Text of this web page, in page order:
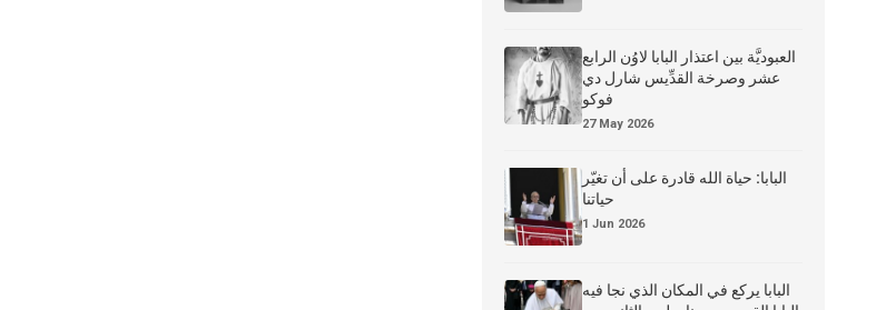
العبوديَّة بين اعتذار البابا لاوُن الرابع
عشر وصرخة القدِّيس شارل دي
فوكو
27 May 2026
البابا: حياة الله قادرة على أن تغيّر
حياتنا
1 Jun 2026
البابا يركع في المكان الذي نجا فيه